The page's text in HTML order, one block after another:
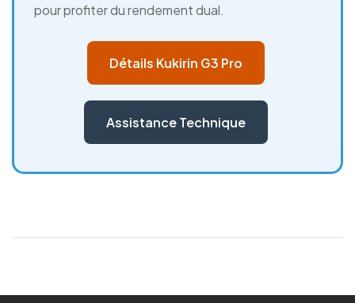
pour profiter du rendement dual.
Détails Kukirin G3 Pro
Assistance Technique